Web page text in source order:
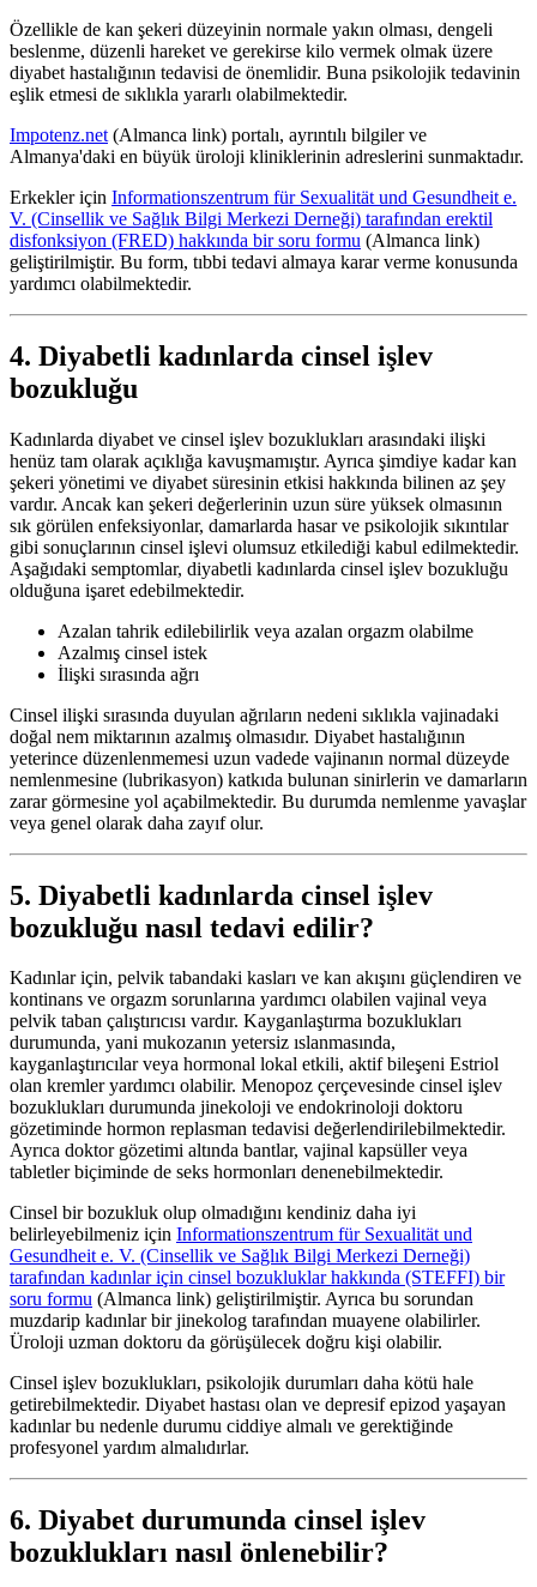
Özellikle de kan şekeri düzeyinin normale yakın olması, dengeli
beslenme, düzenli hareket ve gerekirse kilo vermek olmak üzere
diyabet hastalığının tedavisi de önemlidir. Buna psikolojik tedavinin
eşlik etmesi de sıklıkla yararlı olabilmektedir.
Impotenz.net (Almanca link) portalı, ayrıntılı bilgiler ve
Almanya'daki en büyük üroloji kliniklerinin adreslerini sunmaktadır.
Erkekler için Informationszentrum für Sexualität und Gesundheit e.
V. (Cinsellik ve Sağlık Bilgi Merkezi Derneği) tarafından erektil
disfonksiyon (FRED) hakkında bir soru formu (Almanca link)
geliştirilmiştir. Bu form, tıbbi tedavi almaya karar verme konusunda
yardımcı olabilmektedir.
4. Diyabetli kadınlarda cinsel işlev
bozukluğu
Kadınlarda diyabet ve cinsel işlev bozuklukları arasındaki ilişki
henüz tam olarak açıklığa kavuşmamıştır. Ayrıca şimdiye kadar kan
şekeri yönetimi ve diyabet süresinin etkisi hakkında bilinen az şey
vardır. Ancak kan şekeri değerlerinin uzun süre yüksek olmasının
sık görülen enfeksiyonlar, damarlarda hasar ve psikolojik sıkıntılar
gibi sonuçlarının cinsel işlevi olumsuz etkilediği kabul edilmektedir.
Aşağıdaki semptomlar, diyabetli kadınlarda cinsel işlev bozukluğu
olduğuna işaret edebilmektedir.
Azalan tahrik edilebilirlik veya azalan orgazm olabilme
Azalmış cinsel istek
İlişki sırasında ağrı
Cinsel ilişki sırasında duyulan ağrıların nedeni sıklıkla vajinadaki
doğal nem miktarının azalmış olmasıdır. Diyabet hastalığının
yeterince düzenlenmemesi uzun vadede vajinanın normal düzeyde
nemlenmesine (lubrikasyon) katkıda bulunan sinirlerin ve damarların
zarar görmesine yol açabilmektedir. Bu durumda nemlenme yavaşlar
veya genel olarak daha zayıf olur.
5. Diyabetli kadınlarda cinsel işlev
bozukluğu nasıl tedavi edilir?
Kadınlar için, pelvik tabandaki kasları ve kan akışını güçlendiren ve
kontinans ve orgazm sorunlarına yardımcı olabilen vajinal veya
pelvik taban çalıştırıcısı vardır. Kayganlaştırma bozuklukları
durumunda, yani mukozanın yetersiz ıslanmasında,
kayganlaştırıcılar veya hormonal lokal etkili, aktif bileşeni Estriol
olan kremler yardımcı olabilir. Menopoz çerçevesinde cinsel işlev
bozuklukları durumunda jinekoloji ve endokrinoloji doktoru
gözetiminde hormon replasman tedavisi değerlendirilebilmektedir.
Ayrıca doktor gözetimi altında bantlar, vajinal kapsüller veya
tabletler biçiminde de seks hormonları denenebilmektedir.
Cinsel bir bozukluk olup olmadığını kendiniz daha iyi
belirleyebilmeniz için Informationszentrum für Sexualität und
Gesundheit e. V. (Cinsellik ve Sağlık Bilgi Merkezi Derneği)
tarafından kadınlar için cinsel bozukluklar hakkında (STEFFI) bir
soru formu (Almanca link) geliştirilmiştir. Ayrıca bu sorundan
muzdarip kadınlar bir jinekolog tarafından muayene olabilirler.
Üroloji uzman doktoru da görüşülecek doğru kişi olabilir.
Cinsel işlev bozuklukları, psikolojik durumları daha kötü hale
getirebilmektedir. Diyabet hastası olan ve depresif epizod yaşayan
kadınlar bu nedenle durumu ciddiye almalı ve gerektiğinde
profesyonel yardım almalıdırlar.
6. Diyabet durumunda cinsel işlev
bozuklukları nasıl önlenebilir?